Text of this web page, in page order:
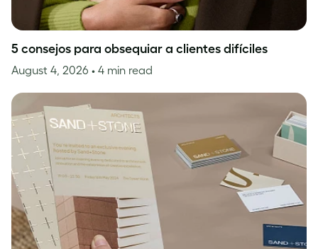
5 consejos para obsequiar a clientes difíciles
August 4, 2026 • 4 min read